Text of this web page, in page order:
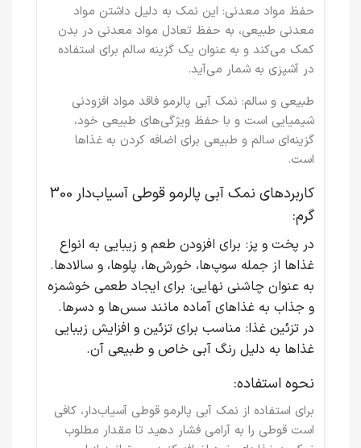
حفظ مواد معدنی: این نمک به دلیل داشتن مواد
معدنی طبیعی، به حفظ تعادل مواد معدنی در بدن
کمک می‌کند و به عنوان یک گزینه سالم برای استفاده
در آشپزی به شمار می‌آید.
طبیعی و سالم: نمک آبی پالرمو فاقد مواد افزودنی
شیمیایی است و با حفظ ویژگی‌های طبیعی خود،
گزینه‌ای سالم و طبیعی برای اضافه کردن به غذاها
است.
کاربردهای نمک آبی پالرمو قوطی آسیاب‌دار 300
گرم:
در پخت و پز: برای افزودن طعم و زیبایی به انواع
غذاها از جمله سوپ‌ها، خورش‌ها، پلوها، و سالادها.
به عنوان چاشنی نهایی: برای ایجاد طعمی خوشمزه
و جذاب به غذاهای آماده مانند سس‌ها و دسرها.
در تزئین غذا: مناسب برای تزئین و افزایش زیبایی
غذاها به دلیل رنگ آبی خاص و طبیعی آن.
نحوه استفاده:
برای استفاده از نمک آبی پالرمو قوطی آسیاب‌دار، کافی
است قوطی را به آرامی فشار دهید تا مقدار مطلوب